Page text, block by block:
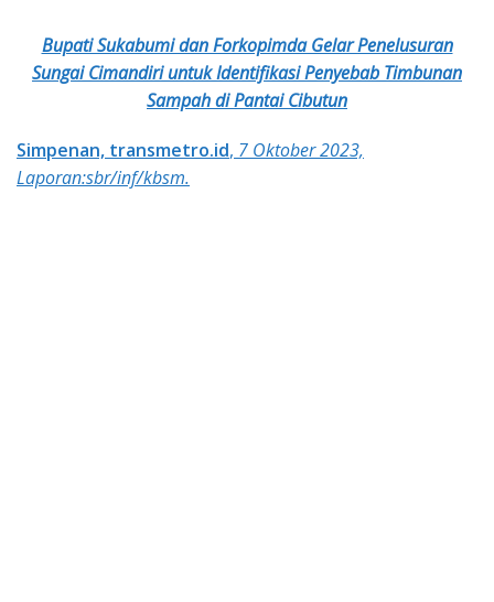
Bupati Sukabumi dan Forkopimda Gelar Penelusuran
Sungai Cimandiri untuk Identifikasi Penyebab Timbunan
Sampah di Pantai Cibutun
Simpenan, transmetro.id, 7 Oktober 2023,
Laporan:sbr/inf/kbsm.